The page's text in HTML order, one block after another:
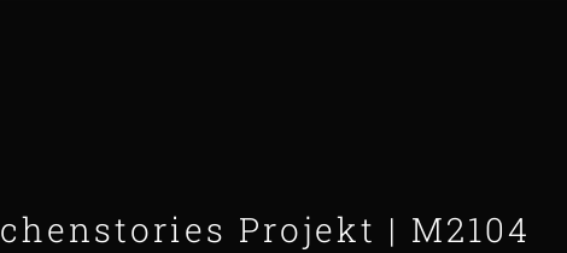
Projekt | M2104